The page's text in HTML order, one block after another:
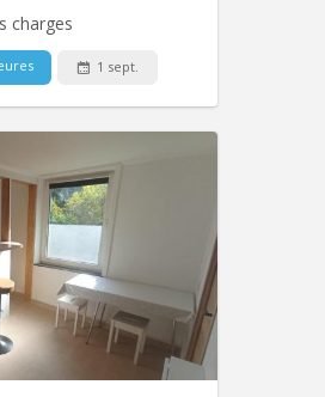
charges
1 sept.
KN 5642
meublée dans colocation
exclusivement féminine.
Double vitrage. Sur 2
par étage. Au total
1 douche, 1 cuisine, 1
repas/détente. Places de
devant le logement.
: Porte entrée blindée,...